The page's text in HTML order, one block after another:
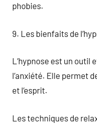
phobies.
9. Les bienfaits de
L’hypnose est un outil
l’anxiété. Elle permet
et l’esprit.
Les techniques de